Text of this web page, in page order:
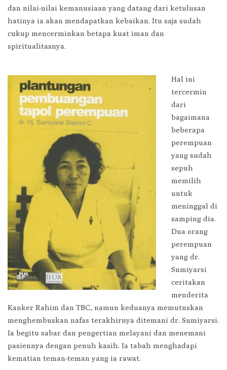
dan nilai-nilai kemanusiaan yang datang dari ketulusan
hatinya ia akan mendapatkan kebaikan. Itu saja sudah
cukup mencerminkan betapa kuat iman dan
spiritualitasnya.
Hal ini
tercermin
dari
bagaimana
beberapa
perempuan
yang sudah
sepuh
memilih
untuk
meninggal di
samping dia.
Dua orang
perempuan
yang dr.
Sumiyarsi
ceritakan
menderita
Kanker Rahim dan TBC, namun keduanya memutuskan
menghembuskan nafas terakhirnya ditemani dr. Sumiyarsi.
Ia begitu sabar dan pengertian melayani dan menemani
pasiennya dengan penuh kasih. Ia tabah menghadapi
kematian teman-teman yang ia rawat.